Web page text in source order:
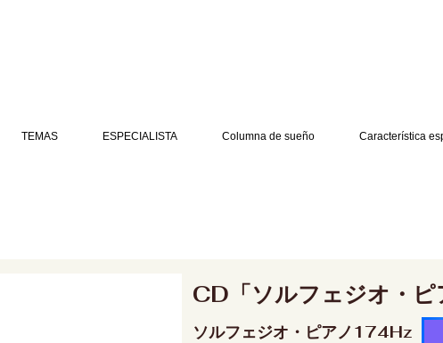
TEMAS ESPECIALISTA Columna de sueño Característica
CD「ソルフェジオ・
ソルフェジオ・ピアノ174Hz